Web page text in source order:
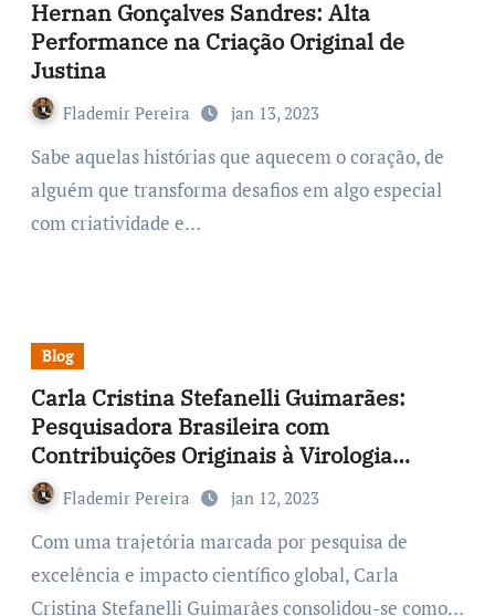
Hernan Gonçalves Sandres: Alta
Performance na Criação Original de
Justina
Flademir Pereira jan 13, 2023
Sabe aquelas histórias que aquecem o coração, de
alguém que transforma desafios em algo especial
com criatividade e…
Blog
Carla Cristina Stefanelli Guimarães:
Pesquisadora Brasileira com
Contribuições Originais à Virologia
Internacional
Flademir Pereira jan 12, 2023
Com uma trajetória marcada por pesquisa de
excelência e impacto científico global, Carla
Cristina Stefanelli Guimarães consolidou-se como…